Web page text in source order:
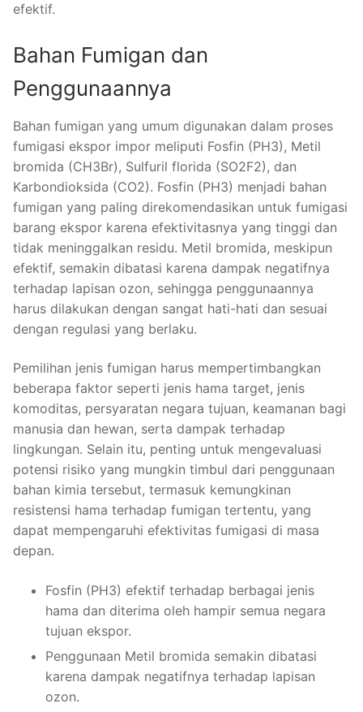
efektif.
Bahan Fumigan dan
Penggunaannya
Bahan fumigan yang umum digunakan dalam proses
fumigasi ekspor impor meliputi Fosfin (PH3), Metil
bromida (CH3Br), Sulfuril florida (SO2F2), dan
Karbondioksida (CO2). Fosfin (PH3) menjadi bahan
fumigan yang paling direkomendasikan untuk fumigasi
barang ekspor karena efektivitasnya yang tinggi dan
tidak meninggalkan residu. Metil bromida, meskipun
efektif, semakin dibatasi karena dampak negatifnya
terhadap lapisan ozon, sehingga penggunaannya
harus dilakukan dengan sangat hati-hati dan sesuai
dengan regulasi yang berlaku.
Pemilihan jenis fumigan harus mempertimbangkan
beberapa faktor seperti jenis hama target, jenis
komoditas, persyaratan negara tujuan, keamanan bagi
manusia dan hewan, serta dampak terhadap
lingkungan. Selain itu, penting untuk mengevaluasi
potensi risiko yang mungkin timbul dari penggunaan
bahan kimia tersebut, termasuk kemungkinan
resistensi hama terhadap fumigan tertentu, yang
dapat mempengaruhi efektivitas fumigasi di masa
depan.
Fosfin (PH3) efektif terhadap berbagai jenis
hama dan diterima oleh hampir semua negara
tujuan ekspor.
Penggunaan Metil bromida semakin dibatasi
karena dampak negatifnya terhadap lapisan
ozon.